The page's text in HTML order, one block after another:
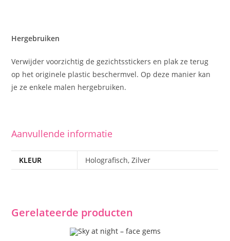
Hergebruiken
Verwijder voorzichtig de gezichtsstickers en plak ze terug
op het originele plastic beschermvel. Op deze manier kan
je ze enkele malen hergebruiken.
Aanvullende informatie
KLEUR Holografisch, Zilver
Gerelateerde producten